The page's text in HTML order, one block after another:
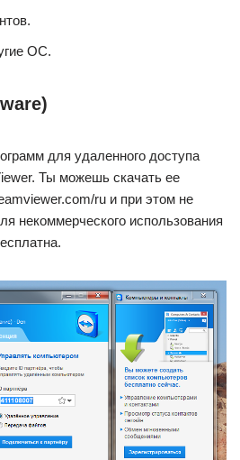
ОС.
для удаленного доступа
Ты можешь скачать ее
ru и при этом не
некоммерческого использования